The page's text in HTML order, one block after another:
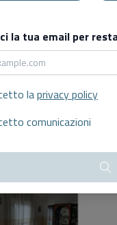
la tua email per
laprivacy policy
comunicazioni